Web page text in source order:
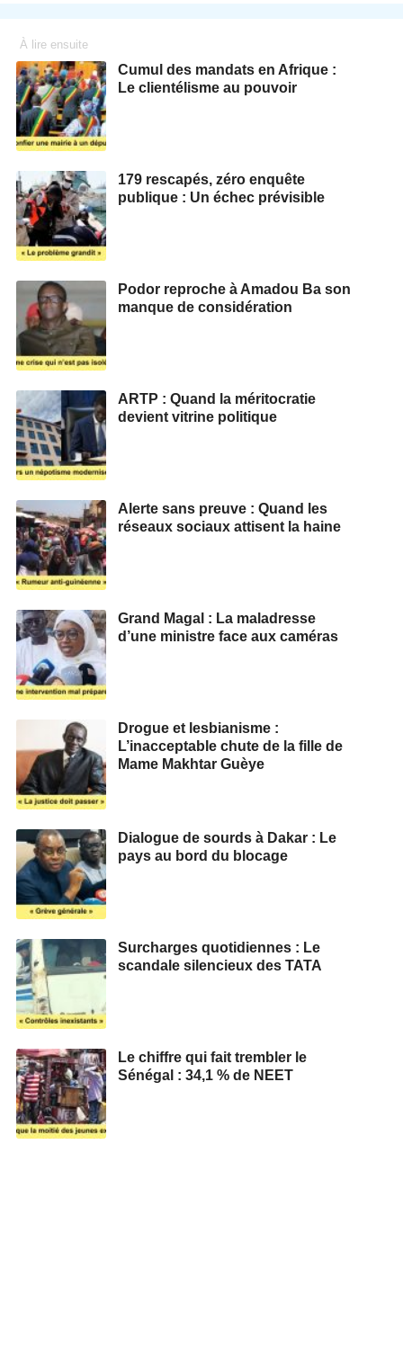
À lire ensuite
Cumul des mandats en Afrique :
Le clientélisme au pouvoir
179 rescapés, zéro enquête
publique : Un échec prévisible
Podor reproche à Amadou Ba son
manque de considération
ARTP : Quand la méritocratie
devient vitrine politique
Alerte sans preuve : Quand les
réseaux sociaux attisent la haine
Grand Magal : La maladresse
d’une ministre face aux caméras
Drogue et lesbianisme :
L’inacceptable chute de la fille de
Mame Makhtar Guèye
Dialogue de sourds à Dakar : Le
pays au bord du blocage
Surcharges quotidiennes : Le
scandale silencieux des TATA
Le chiffre qui fait trembler le
Sénégal : 34,1 % de NEET